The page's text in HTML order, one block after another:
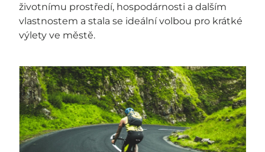
životnímu prostředí, hospodárnosti a dalším
vlastnostem a stala se ideální volbou pro krátké
výlety ve městě.